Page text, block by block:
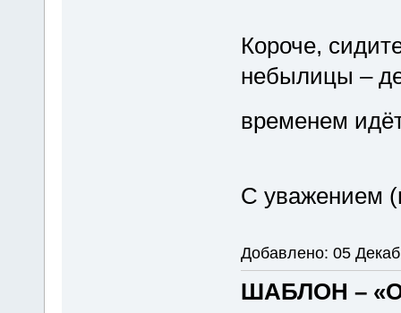
Короче,
небылицы –
временем
С уважением
Добавлено: 05
ШАБЛОН –